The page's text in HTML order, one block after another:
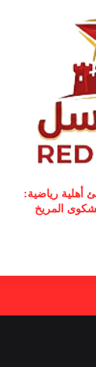
أهلية رياضية:
المريخ